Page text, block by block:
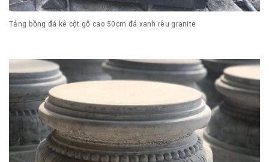
Tảng bồng đá kê cột gỗ cao 50cm đá xanh rêu granite